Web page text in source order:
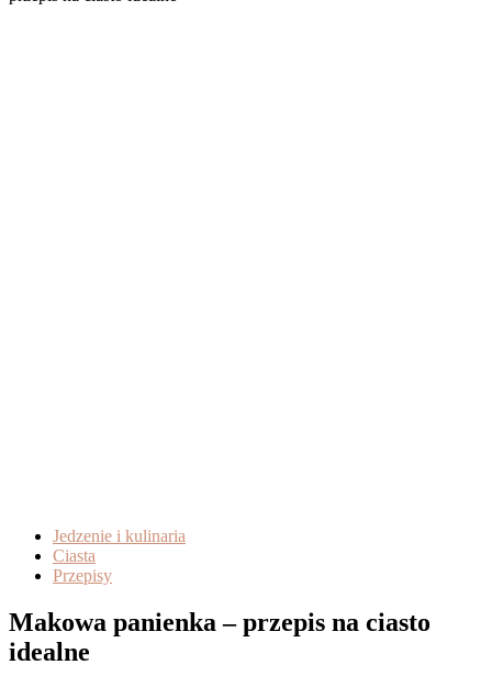
Jedzenie i kulinaria
Ciasta
Przepisy
Makowa panienka – przepis na ciasto
idealne